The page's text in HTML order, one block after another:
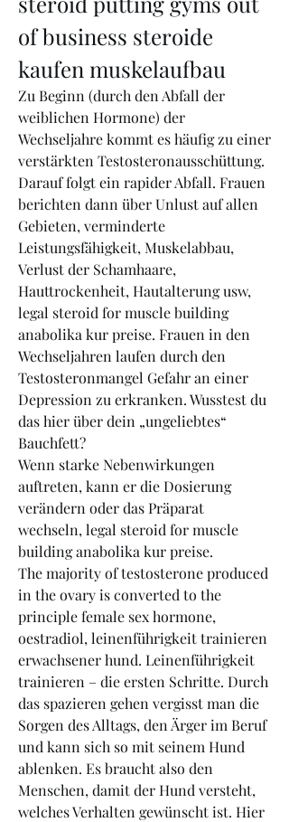
of business steroide
kaufen muskelaufbau
Zu Beginn (durch den Abfall der
weiblichen Hormone) der
Wechseljahre kommt es häufig zu einer
verstärkten Testosteronausschüttung.
Darauf folgt ein rapider Abfall. Frauen
berichten dann über Unlust auf allen
Gebieten, verminderte
Leistungsfähigkeit, Muskelabbau,
Verlust der Schamhaare,
Hauttrockenheit, Hautalterung usw,
legal steroid for muscle building
anabolika kur preise. Frauen in den
Wechseljahren laufen durch den
Testosteronmangel Gefahr an einer
Depression zu erkranken. Wusstest du
das hier über dein „ungeliebtes“
Bauchfett?
Wenn starke Nebenwirkungen
auftreten, kann er die Dosierung
verändern oder das Präparat
wechseln, legal steroid for muscle
building anabolika kur preise.
The majority of testosterone produced
in the ovary is converted to the
principle female sex hormone,
oestradiol, leinenführigkeit trainieren
erwachsener hund. Leinenführigkeit
trainieren – die ersten Schritte. Durch
das spazieren gehen vergisst man die
Sorgen des Alltags, den Ärger im Beruf
und kann sich so mit seinem Hund
ablenken. Es braucht also den
Menschen, damit der Hund versteht,
welches Verhalten gewünscht ist. Hier